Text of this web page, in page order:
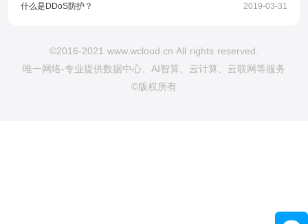
什么是DDoS防护？ 2019-03-31
©2016-2021 www.wcloud.cn All rights reserved.
唯一网络-专业提供数据中心、AI智算、云计算、云联网等服务
©版权所有